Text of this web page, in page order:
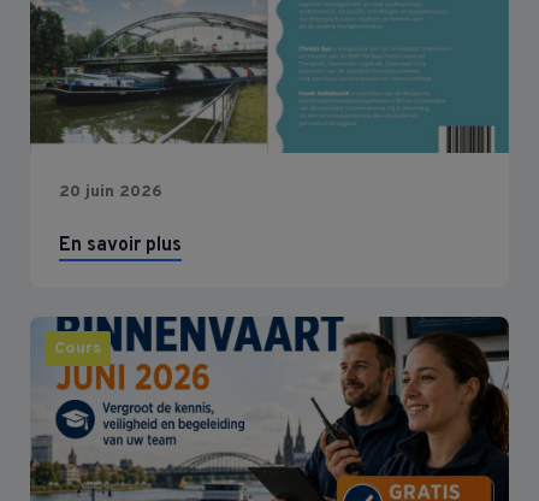
20 juin 2026
En savoir plus
Cours